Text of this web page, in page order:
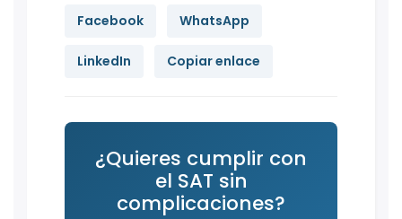
Facebook WhatsApp
LinkedIn Copiar enlace
¿Quieres cumplir con
el SAT sin
complicaciones?